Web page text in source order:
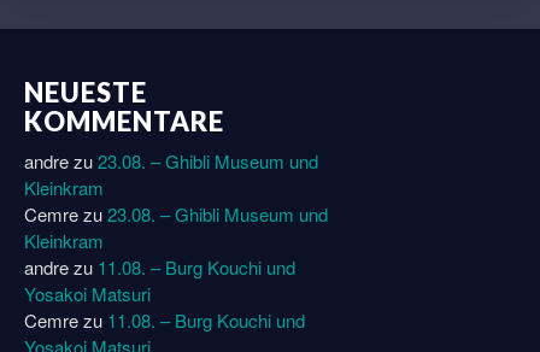
NEUESTE
KOMMENTARE
andrezu23.08. – Ghibli Museum und
Kleinkram
Cemrezu23.08. – Ghibli Museum und
Kleinkram
andrezu 11.08. – Burg Kouchi und
Yosakoi Matsuri
Cemrezu 11.08. – Burg Kouchi und
Yosakoi Matsuri